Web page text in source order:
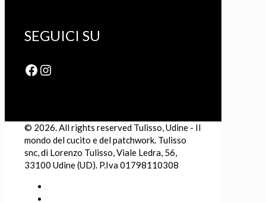
SEGUICI SU
Facebook
Instagram
© 2026. All rights reserved Tulisso, Udine - Il
mondo del cucito e del patchwork. Tulisso
snc, di Lorenzo Tulisso, Viale Ledra, 56,
33100 Udine (UD). P.Iva 01798110308